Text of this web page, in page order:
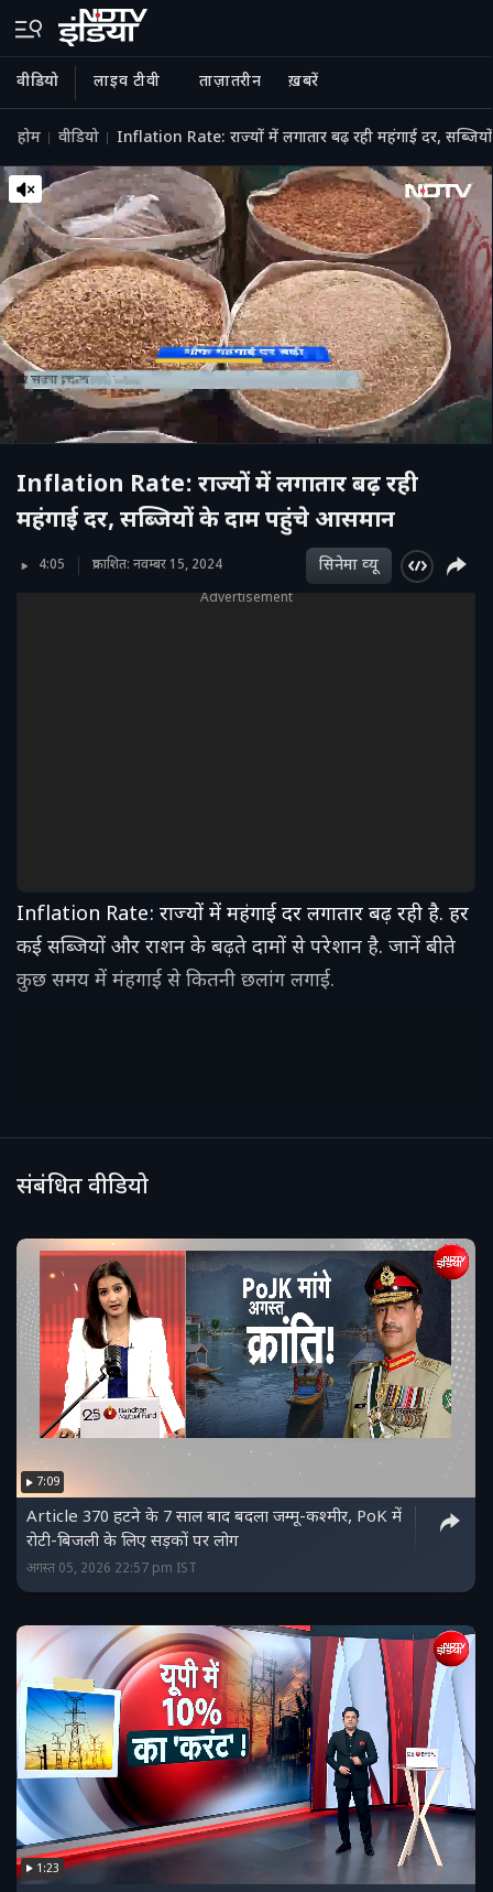
वीडियो लाइव टीवी ताज़ातरीन ख़बरें
होम वीडियो Inflation Rate: राज्यों में लगातार बढ़ रही महंगाई दर,
Inflation Rate: राज्यों में लगातार बढ़ रही
महंगाई दर, सब्जियों के दाम पहुंचे आसमान
4:05 प्रकाशित: नवम्बर 15, 2024 सिनेमा व्‍यू
Advertisement
Inflation Rate: राज्यों में महंगाई दर लगातार बढ़ रही है. हर
कई सब्जियों और राशन के बढ़ते दामों से परेशान है. जानें बीते
कुछ समय में मंहगाई से कितनी छलांग लगाई.
संबंधित वीडियो
7:09
Article 370 हटने के 7 साल बाद बदला जम्मू-कश्मीर, PoK में
रोटी-बिजली के लिए सड़कों पर लोग
अगस्त 05, 2026 22:57 pm IST
1:23